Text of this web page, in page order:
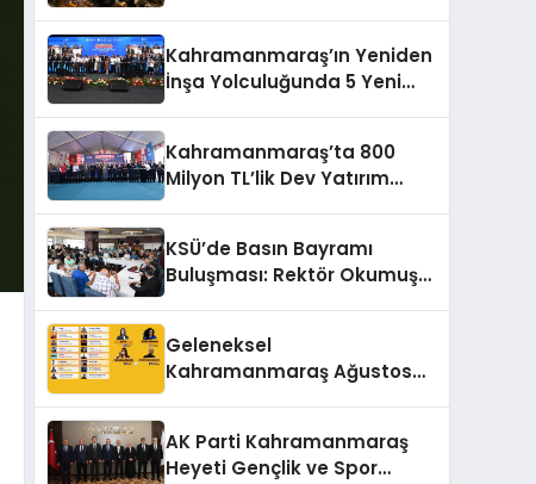
Kahramanmaraş’ın Yeniden
İnşa Yolculuğunda 5 Yeni
Kahramanmaraş’ta 800
Milyon TL’lik Dev Yatırım
KSÜ’de Basın Bayramı
Buluşması: Rektör Okumuş
Geleneksel
Kahramanmaraş Ağustos
AK Parti Kahramanmaraş
Heyeti Gençlik ve Spor